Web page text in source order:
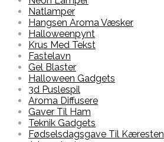
Natlamper
Hangsen Aroma Væsker
Halloweenpynt
Krus Med Tekst
Fastelavn
Gel Blaster
Halloween Gadgets
3d Puslespil
Aroma Diffusere
Gaver Til Ham
Teknik Gadgets
Fødselsdagsgave Til Kæresten